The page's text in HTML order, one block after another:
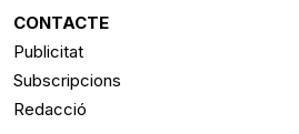
CONTACTE
Publicitat
Subscripcions
Redacció